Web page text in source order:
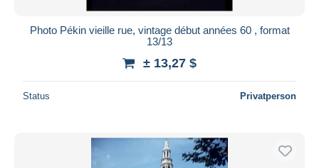
Photo Pékin vieille rue, vintage début années 60 , format
13/13
± 13,27 $
Status Privatperson